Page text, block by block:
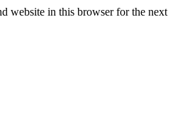
website in this browser for the next